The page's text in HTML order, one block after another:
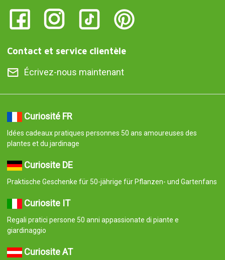
Contact et service clientèle
Écrivez-nous maintenant
Curiosité FR
Idées cadeaux pratiques personnes 50 ans amoureuses des
plantes et du jardinage
Curiosite DE
Praktische Geschenke für 50-jährige für Pflanzen- und Gartenfans
Curiosite IT
Regali pratici persone 50 anni appassionate di piante e
giardinaggio
Curiosite AT